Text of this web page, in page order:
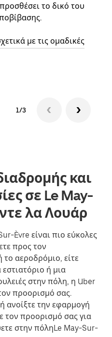
το δικό του
με τις ομαδικές
1/3
και
σε Le May-
λα Λουάρ
Èvre είναι πιο εύκολες
προς τον
αεροδρόμιο, είτε
ή μια
στην πόλη, η Uber
προορισμό σας.
ανοίξτε την εφαρμογή
τον προορισμό σας για
στην πόληLe May-Sur-